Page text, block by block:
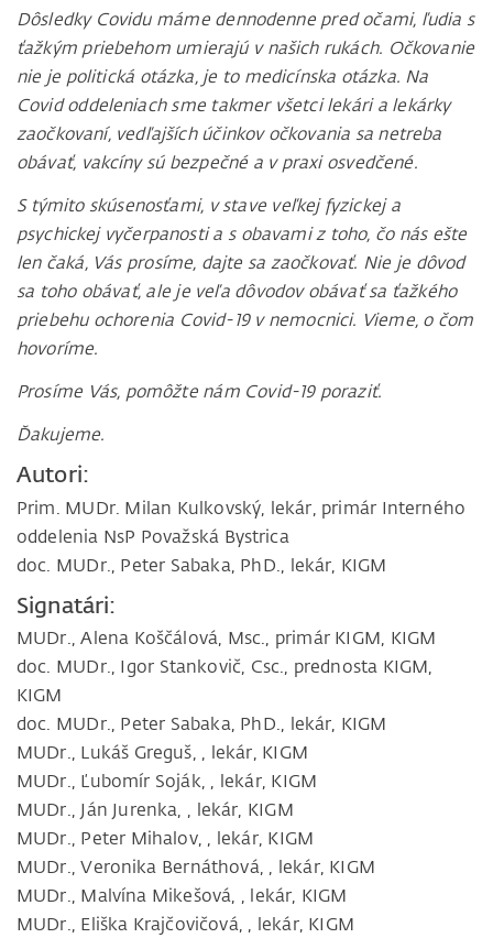
Dôsledky Covidu máme dennodenne pred očami, ľudia s
ťažkým priebehom umierajú v našich rukách. Očkovanie
nie je politická otázka, je to medicínska otázka. Na
Covid oddeleniach sme takmer všetci lekári a lekárky
zaočkovaní, vedľajších účinkov očkovania sa netreba
obávať, vakcíny sú bezpečné a v praxi osvedčené.
S týmito skúsenosťami, v stave veľkej fyzickej a
psychickej vyčerpanosti a s obavami z toho, čo nás ešte
len čaká, Vás prosíme, dajte sa zaočkovať. Nie je dôvod
sa toho obávať, ale je veľa dôvodov obávať sa ťažkého
priebehu ochorenia Covid-19 v nemocnici. Vieme, o čom
hovoríme.
Prosíme Vás, pomôžte nám Covid-19 poraziť.
Ďakujeme.
Autori:
Prim. MUDr. Milan Kulkovský, lekár, primár Interného
oddelenia NsP Považská Bystrica
doc. MUDr., Peter Sabaka, PhD., lekár, KIGM
Signatári:
MUDr., Alena Koščálová, Msc., primár KIGM, KIGM
doc. MUDr., Igor Stankovič, Csc., prednosta KIGM,
KIGM
doc. MUDr., Peter Sabaka, PhD., lekár, KIGM
MUDr., Lukáš Greguš, , lekár, KIGM
MUDr., Ľubomír Soják, , lekár, KIGM
MUDr., Ján Jurenka, , lekár, KIGM
MUDr., Peter Mihalov, , lekár, KIGM
MUDr., Veronika Bernáthová, , lekár, KIGM
MUDr., Malvína Mikešová, , lekár, KIGM
MUDr., Eliška Krajčovičová, , lekár, KIGM